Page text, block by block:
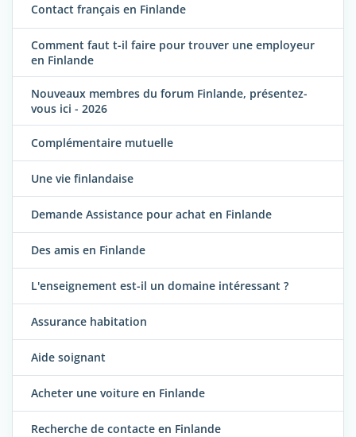
Contact français en Finlande
Comment faut t-il faire pour trouver une employeur
en Finlande
Nouveaux membres du forum Finlande, présentez-
vous ici - 2026
Complémentaire mutuelle
Une vie finlandaise
Demande Assistance pour achat en Finlande
Des amis en Finlande
L'enseignement est-il un domaine intéressant ?
Assurance habitation
Aide soignant
Acheter une voiture en Finlande
Recherche de contacte en Finlande